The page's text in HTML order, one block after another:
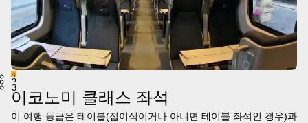
1
2
3
이코노미 클래스 좌석
이 여행 등급은 테이블(접이식이거나 아니면 테이블 좌석인 경우)과